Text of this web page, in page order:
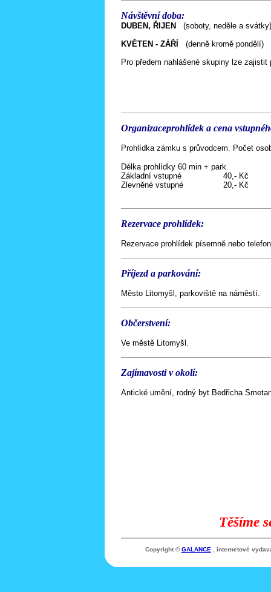
Návštěvní doba:
DUBEN, ŘIJEN (soboty, neděle a
KVĚTEN - ZÁŘÍ
(denně kromě pondělí)
Pro předem nahlášené skupiny lze
Organizaceprohlídek a cena
Prohlídka zámku s průvodcem. Počet
Délka prohlídky 60 min + park.
Základní vstupné
40,- Kč
Zlevněné vstupné
20,- Kč
Rezervace prohlídek:
Rezervace prohlídek písemně nebo
Příjezd a parkování:
Město Litomyšl, parkoviště na náměstí.
Občerstvení:
Ve městě Litomyšl.
Zajímavosti v okolí:
Antické umění, rodný byt Bedřicha
Těšíme
Copyright ©GALANCE , internetové